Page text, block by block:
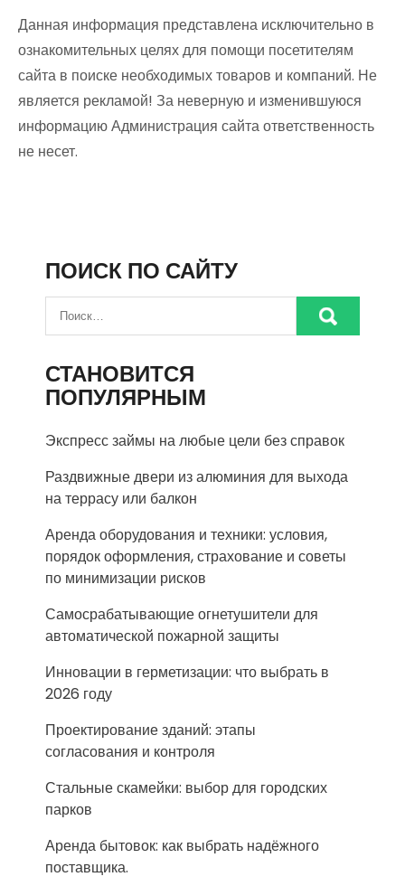
Данная информация представлена исключительно в
ознакомительных целях для помощи посетителям
сайта в поиске необходимых товаров и компаний. Не
является рекламой! За неверную и изменившуюся
информацию Администрация сайта ответственность
не несет.
ПОИСК ПО САЙТУ
СТАНОВИТСЯ
ПОПУЛЯРНЫМ
Экспресс займы на любые цели без справок
Раздвижные двери из алюминия для выхода
на террасу или балкон
Аренда оборудования и техники: условия,
порядок оформления, страхование и советы
по минимизации рисков
Самосрабатывающие огнетушители для
автоматической пожарной защиты
Инновации в герметизации: что выбрать в
2026 году
Проектирование зданий: этапы
согласования и контроля
Стальные скамейки: выбор для городских
парков
Аренда бытовок: как выбрать надёжного
поставщика.